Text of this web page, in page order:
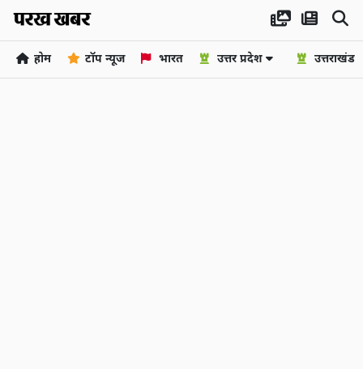
होम टॉप न्यूज भारत उत्तर प्रदेश उत्तराखंड